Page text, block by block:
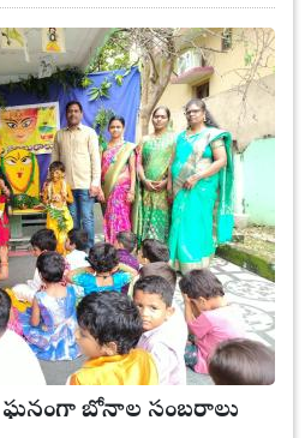
ఘనంగా బోనాల సంబరాలు